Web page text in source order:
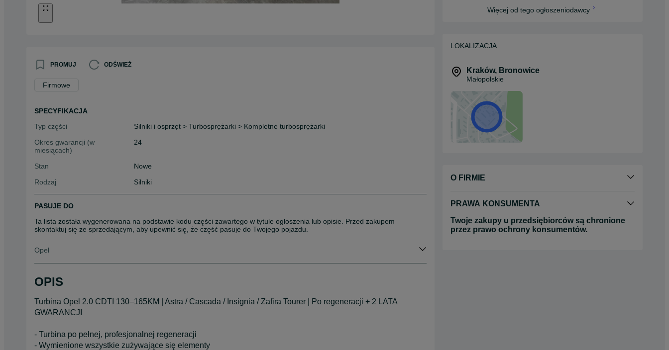
PROMUJ ODŚWIEŻ
Firmowe
SPECYFIKACJA
Typ części
Silniki i osprzęt > Turbosprężarki > Kompletne turbosprężarki
Okres gwarancji (w
miesiącach)
24
Stan
Nowe
Rodzaj
Silniki
PASUJE DO
Ta lista została wygenerowana na podstawie kodu części zawartego w tytule ogłoszenia lub opisie. Przed zakupem
skontaktuj się ze sprzedającym, aby upewnić się, że część pasuje do Twojego pojazdu.
Opel
OPIS
Turbina Opel 2.0 CDTI 130–165KM | Astra / Cascada / Insignia / Zafira Tourer | Po regeneracji + 2 LATA
GWARANCJI
- Turbina po pełnej, profesjonalnej regeneracji
- Wymienione wszystkie zużywające się elementy
Więcej od tego ogłoszeniodawcy
LOKALIZACJA
Kraków, Bronowice
Małopolskie
O FIRMIE
PRAWA KONSUMENTA
Twoje zakupy u przedsiębiorców są chronione
przez prawo ochrony konsumentów.